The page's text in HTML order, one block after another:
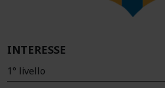
INTERESSE
1° livello